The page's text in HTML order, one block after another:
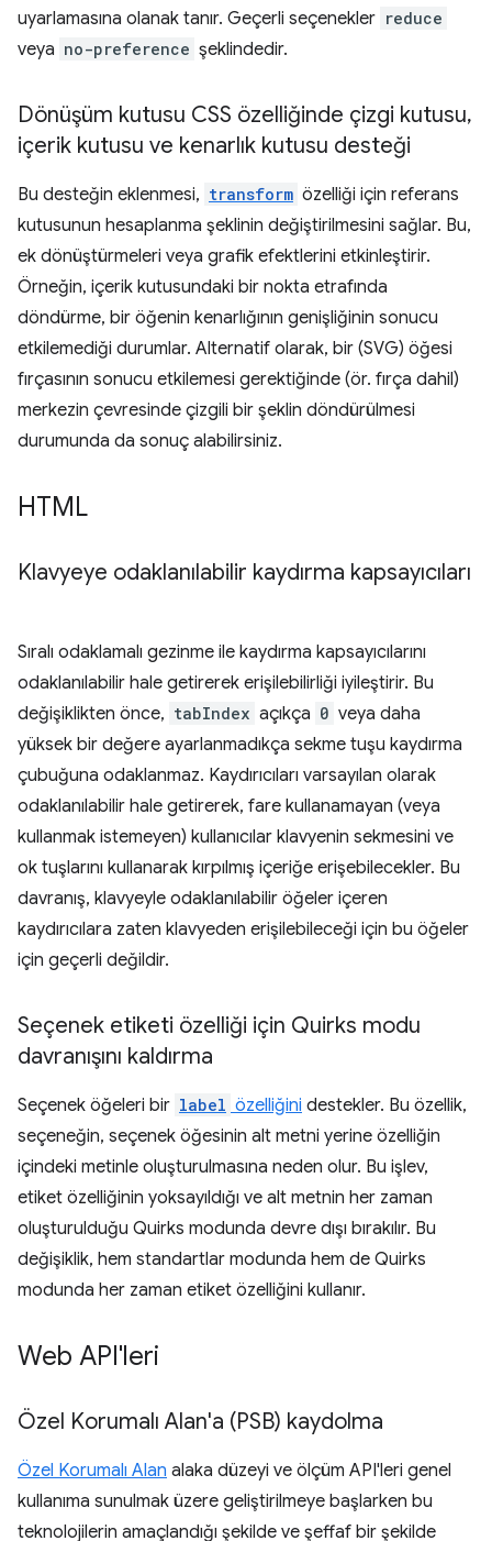
uyarlamasına olanak tanır. Geçerli seçenekler reduce
veya no-preference şeklindedir.
Dönüşüm kutusu CSS özelliğinde çizgi kutusu,
içerik kutusu ve kenarlık kutusu desteği
Bu desteğin eklenmesi, transform özelliği için referans
kutusunun hesaplanma şeklinin değiştirilmesini sağlar. Bu,
ek dönüştürmeleri veya grafik efektlerini etkinleştirir.
Örneğin, içerik kutusundaki bir nokta etrafında
döndürme, bir öğenin kenarlığının genişliğinin sonucu
etkilemediği durumlar. Alternatif olarak, bir (SVG) öğesi
fırçasının sonucu etkilemesi gerektiğinde (ör. fırça dahil)
merkezin çevresinde çizgili bir şeklin döndürülmesi
durumunda da sonuç alabilirsiniz.
HTML
Klavyeye odaklanılabilir kaydırma kapsayıcıları
Sıralı odaklamalı gezinme ile kaydırma kapsayıcılarını
odaklanılabilir hale getirerek erişilebilirliği iyileştirir. Bu
değişiklikten önce, tabIndex açıkça 0 veya daha
yüksek bir değere ayarlanmadıkça sekme tuşu kaydırma
çubuğuna odaklanmaz. Kaydırıcıları varsayılan olarak
odaklanılabilir hale getirerek, fare kullanamayan (veya
kullanmak istemeyen) kullanıcılar klavyenin sekmesini ve
ok tuşlarını kullanarak kırpılmış içeriğe erişebilecekler. Bu
davranış, klavyeyle odaklanılabilir öğeler içeren
kaydırıcılara zaten klavyeden erişilebileceği için bu öğeler
için geçerli değildir.
Seçenek etiketi özelliği için Quirks modu
davranışını kaldırma
Seçenek öğeleri bir label özelliğini destekler. Bu özellik,
seçeneğin, seçenek öğesinin alt metni yerine özelliğin
içindeki metinle oluşturulmasına neden olur. Bu işlev,
etiket özelliğinin yoksayıldığı ve alt metnin her zaman
oluşturulduğu Quirks modunda devre dışı bırakılır. Bu
değişiklik, hem standartlar modunda hem de Quirks
modunda her zaman etiket özelliğini kullanır.
Web API'leri
Özel Korumalı Alan'a (PSB) kaydolma
Özel Korumalı Alan alaka düzeyi ve ölçüm API'leri genel
kullanıma sunulmak üzere geliştirilmeye başlarken bu
teknolojilerin amaçlandığı şekilde ve şeffaf bir şekilde